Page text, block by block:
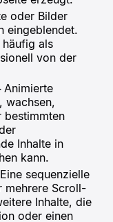
oder Bilder
eingeblendet.
als
von der
Animierte
wachsen,
bestimmten
Inhalte in
kann.
Eine sequenzielle
mehrere Scroll-
Inhalte, die
oder einen